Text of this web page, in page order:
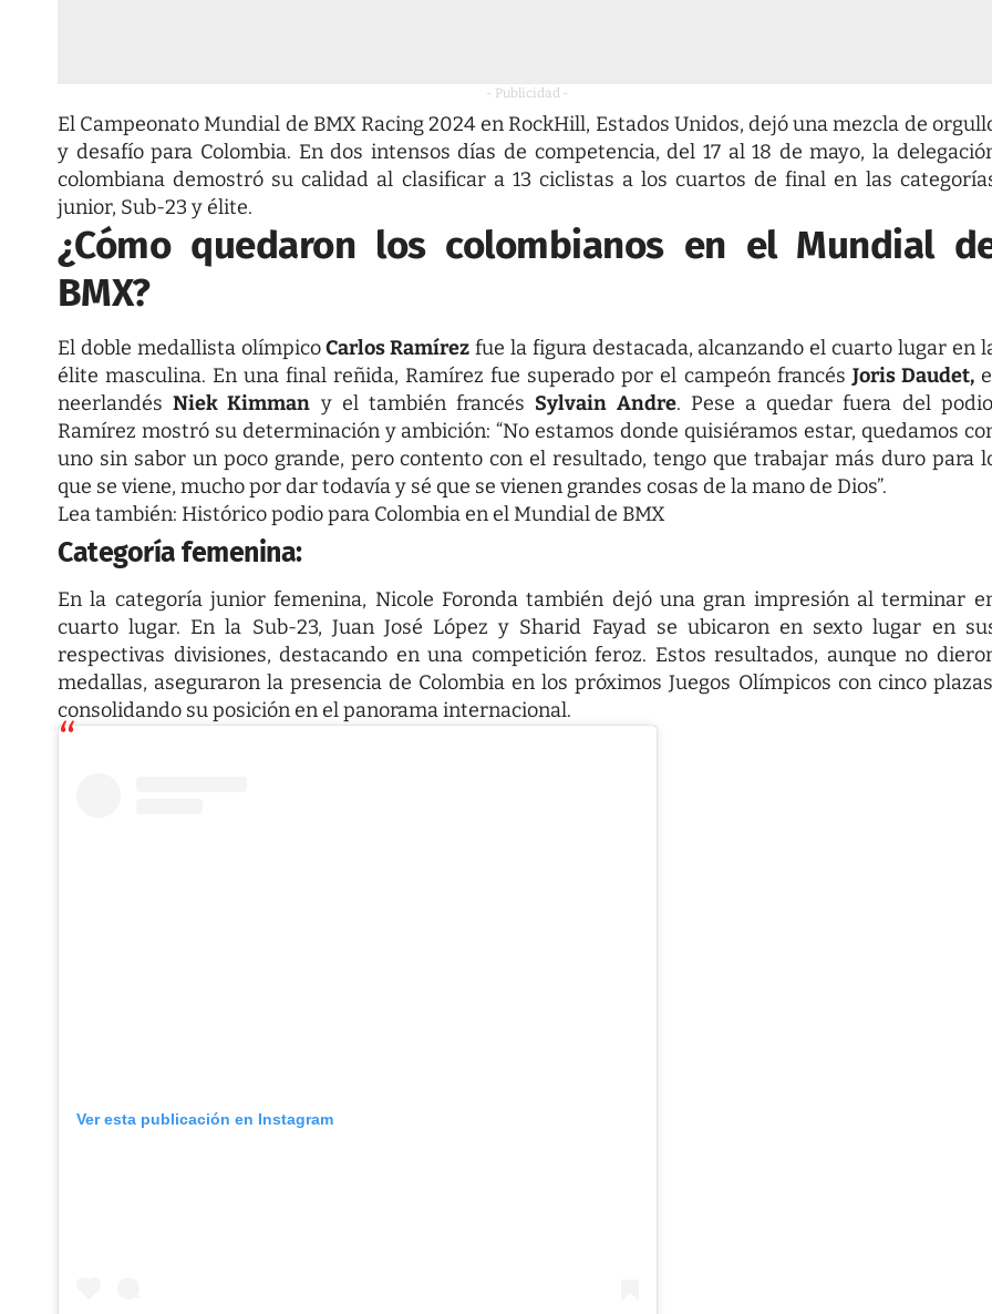
- Publicidad -
El Campeonato Mundial de BMX Racing 2024 en RockHill, Estados Unidos, dejó una mezcla de
y desafío para Colombia. En dos intensos días de competencia, del 17 al 18 de mayo, la
colombiana demostró su calidad al clasificar a 13 ciclistas a los cuartos de final en las
junior, Sub-23 y élite.
¿Cómo quedaron los colombianos en el Mundial
BMX?
El doble medallista olímpicoCarlos Ramírez fue la figura destacada, alcanzando el cuarto lugar en
élite masculina. En una final reñida, Ramírez fue superado por el campeón francés Joris Daudet,
neerlandésNiek Kimman y el también francés Sylvain Andre. Pese a quedar fuera del
Ramírez mostró su determinación y ambición: “No estamos donde quisiéramos estar, quedamos
uno sin sabor un poco grande, pero contento con el resultado, tengo que trabajar más duro para
que se viene, mucho por dar todavía y sé que se vienen grandes cosas de la mano de Dios”.
Lea también: Histórico podio para Colombia en el Mundial de BMX
Categoría femenina:
En la categoría junior femenina, Nicole Foronda también dejó una gran impresión al terminar
cuarto lugar. En la Sub-23, Juan José López y Sharid Fayad se ubicaron en sexto lugar en
respectivas divisiones, destacando en una competición feroz. Estos resultados, aunque no
medallas, aseguraron la presencia de Colombia en los próximos Juegos Olímpicos con cinco
consolidando su posición en el panorama internacional.
Ver esta publicación en Instagram